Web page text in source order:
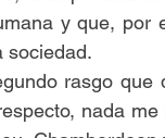
y que, por
sociedad.
rasgo
nada